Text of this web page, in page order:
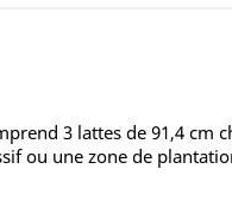
3 lattes de 91,4 cm
ou une zone de